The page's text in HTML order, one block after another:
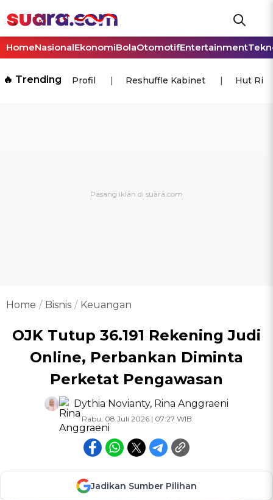
HomeNasionalEkonomiBolaOtomotifEntertainment
🔥 Trending Profil Reshuffle Kabinet Hut Ri
Home Bisnis Keuangan
OJK Tutup 36.191 Rekening Judi
Online, Perbankan Diminta
Perketat Pengawasan
Dythia Novianty, Rina Anggraeni
Rabu, 08 Juli 2026 | 07:27 WIB
Jadikan Sumber Pilihan